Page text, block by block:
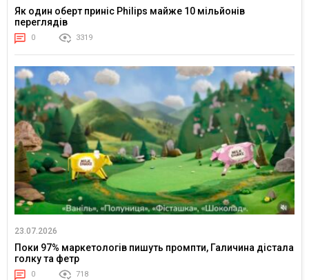
Як один оберт приніс Philips майже 10 мільйонів
переглядів
0 3319
23.07.2026
Поки 97% маркетологів пишуть промпти, Галичина дістала
голку та фетр
0 718